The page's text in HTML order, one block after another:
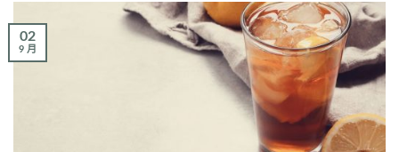
02
9 月